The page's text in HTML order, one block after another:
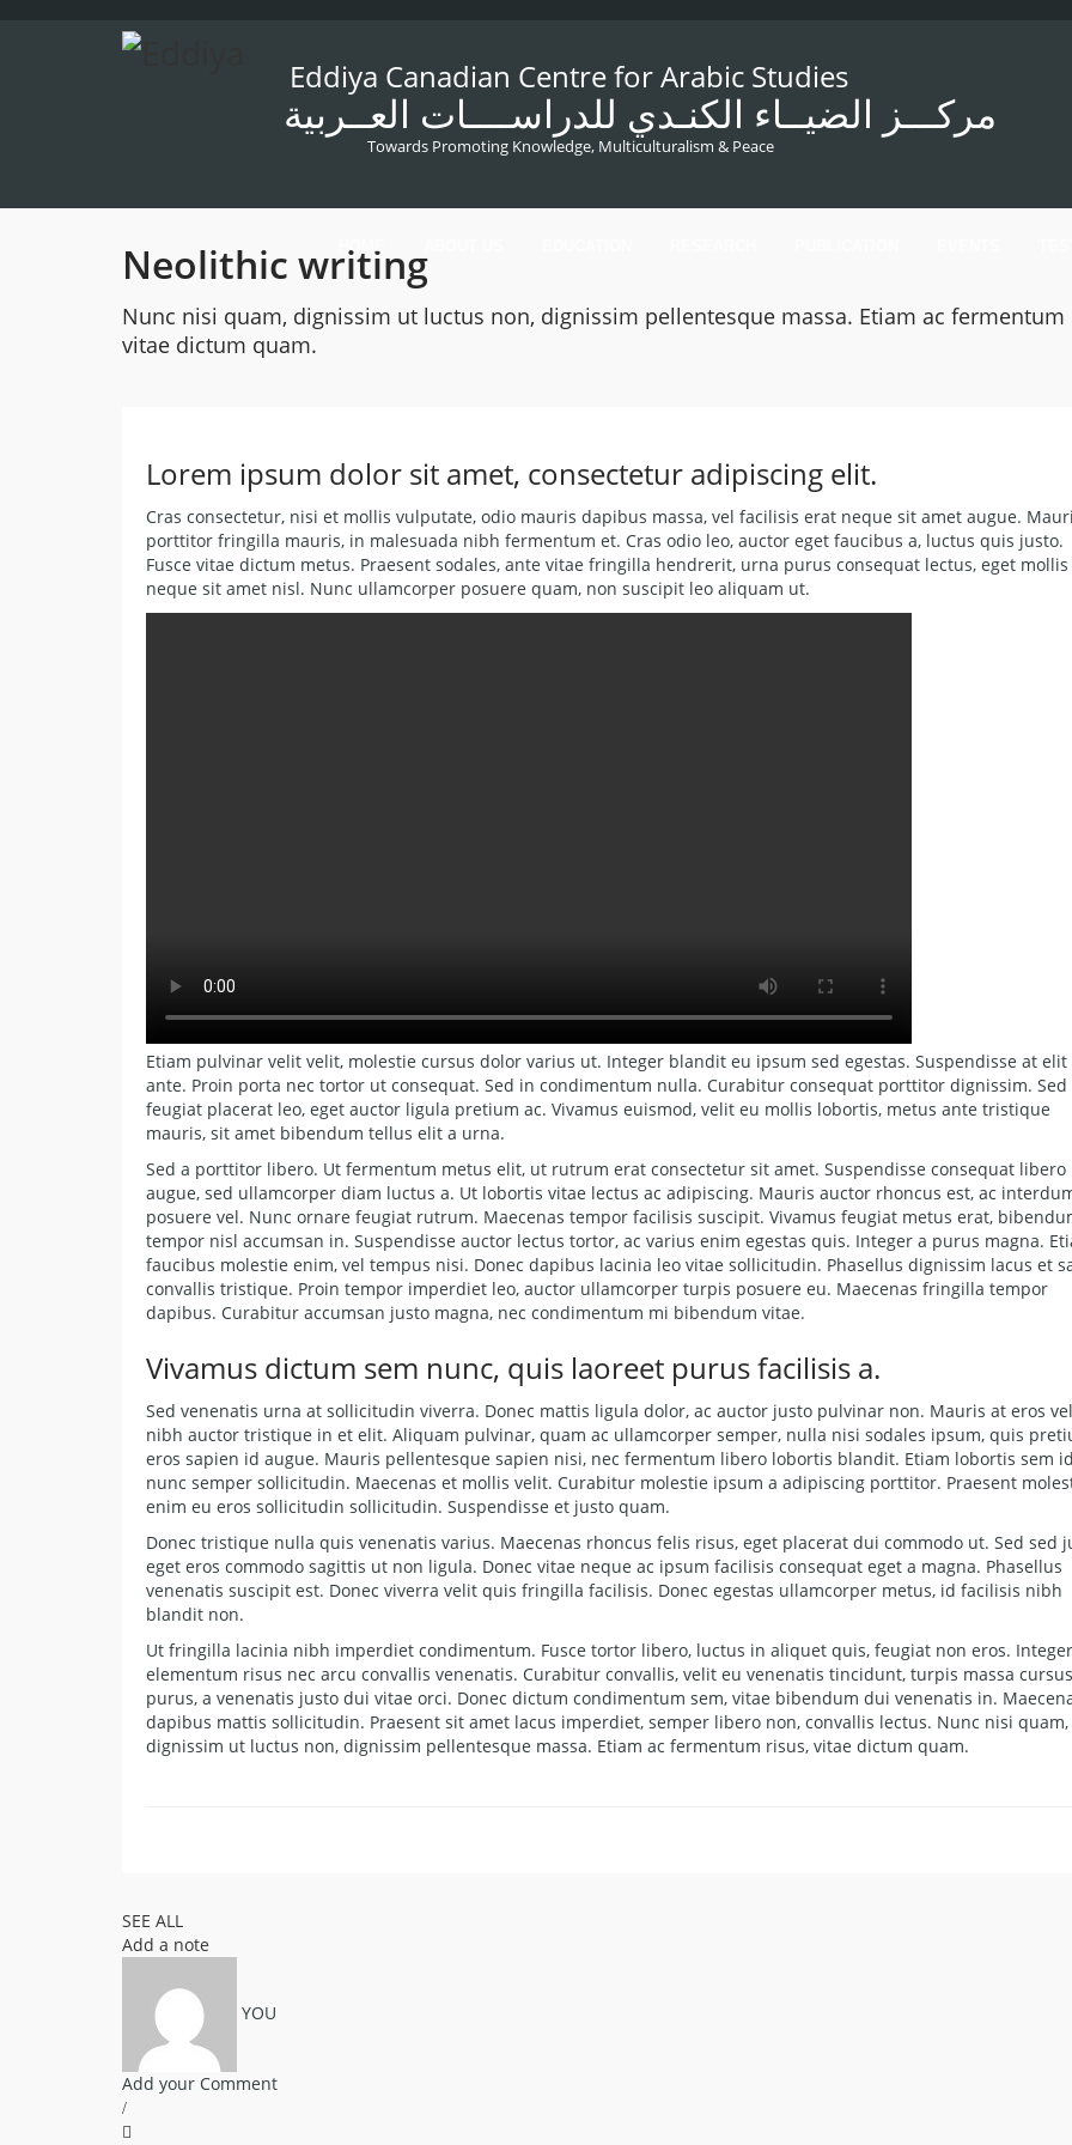
Eddiya Canadian Centre for Arabic Studies
مركـــز الضيــاء الكنـدي للدراســــات العــربية
Towards Promoting Knowledge, Multiculturalism & Peace
HOME
Neolithic writing
Nunc nisi quam, dignissim ut luctus non, dignissim pellentesque massa. Etiam ac fermentum
vitae dictum quam.
Lorem ipsum dolor sit amet, consectetur adipiscing elit.
Cras consectetur, nisi et mollis vulputate, odio mauris dapibus massa, vel facilisis erat neque sit amet augue.
porttitor fringilla mauris, in malesuada nibh fermentum et. Cras odio leo, auctor eget faucibus a, luctus quis justo.
Fusce vitae dictum metus. Praesent sodales, ante vitae fringilla hendrerit, urna purus consequat lectus, eget
neque sit amet nisl. Nunc ullamcorper posuere quam, non suscipit leo aliquam ut.
Etiam pulvinar velit velit, molestie cursus dolor varius ut. Integer blandit eu ipsum sed egestas. Suspendisse at elit
ante. Proin porta nec tortor ut consequat. Sed in condimentum nulla. Curabitur consequat porttitor dignissim. Sed
feugiat placerat leo, eget auctor ligula pretium ac. Vivamus euismod, velit eu mollis lobortis, metus ante tristique
mauris, sit amet bibendum tellus elit a urna.
Sed a porttitor libero. Ut fermentum metus elit, ut rutrum erat consectetur sit amet. Suspendisse consequat libero
augue, sed ullamcorper diam luctus a. Ut lobortis vitae lectus ac adipiscing. Mauris auctor rhoncus est, ac
posuere vel. Nunc ornare feugiat rutrum. Maecenas tempor facilisis suscipit. Vivamus feugiat metus erat,
tempor nisl accumsan in. Suspendisse auctor lectus tortor, ac varius enim egestas quis. Integer a purus magna.
faucibus molestie enim, vel tempus nisi. Donec dapibus lacinia leo vitae sollicitudin. Phasellus dignissim lacus et
convallis tristique. Proin tempor imperdiet leo, auctor ullamcorper turpis posuere eu. Maecenas fringilla tempor
dapibus. Curabitur accumsan justo magna, nec condimentum mi bibendum vitae.
Vivamus dictum sem nunc, quis laoreet purus facilisis a.
Sed venenatis urna at sollicitudin viverra. Donec mattis ligula dolor, ac auctor justo pulvinar non. Mauris at eros vel
nibh auctor tristique in et elit. Aliquam pulvinar, quam ac ullamcorper semper, nulla nisi sodales ipsum, quis
eros sapien id augue. Mauris pellentesque sapien nisi, nec fermentum libero lobortis blandit. Etiam lobortis sem
nunc semper sollicitudin. Maecenas et mollis velit. Curabitur molestie ipsum a adipiscing porttitor. Praesent
enim eu eros sollicitudin sollicitudin. Suspendisse et justo quam.
Donec tristique nulla quis venenatis varius. Maecenas rhoncus felis risus, eget placerat dui commodo ut. Sed sed
eget eros commodo sagittis ut non ligula. Donec vitae neque ac ipsum facilisis consequat eget a magna. Phasellus
venenatis suscipit est. Donec viverra velit quis fringilla facilisis. Donec egestas ullamcorper metus, id facilisis nibh
blandit non.
Ut fringilla lacinia nibh imperdiet condimentum. Fusce tortor libero, luctus in aliquet quis, feugiat non eros. Integer
elementum risus nec arcu convallis venenatis. Curabitur convallis, velit eu venenatis tincidunt, turpis massa cursus
purus, a venenatis justo dui vitae orci. Donec dictum condimentum sem, vitae bibendum dui venenatis in.
dapibus mattis sollicitudin. Praesent sit amet lacus imperdiet, semper libero non, convallis lectus. Nunc nisi quam,
dignissim ut luctus non, dignissim pellentesque massa. Etiam ac fermentum risus, vitae dictum quam.
SEE ALL
Add a note
YOU
Add your Comment